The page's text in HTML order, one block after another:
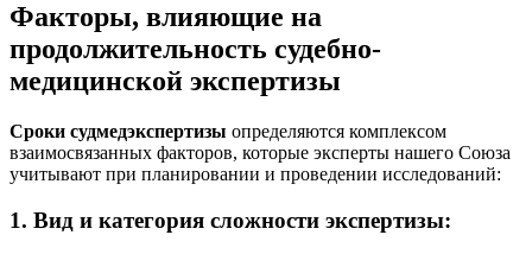
Факторы, влияющие на
продолжительность судебно-
медицинской экспертизы
Сроки судмедэкспертизы определяются комплексом
взаимосвязанных факторов, которые эксперты нашего Союза
учитывают при планировании и проведении исследований:
1. Вид и категория сложности экспертизы: